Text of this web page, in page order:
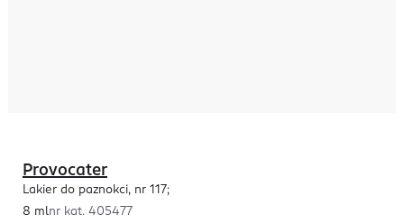
Provocater
Lakier do paznokci, nr 117;
8 mlnr kat. 405477